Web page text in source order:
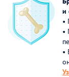
и
•
•
•